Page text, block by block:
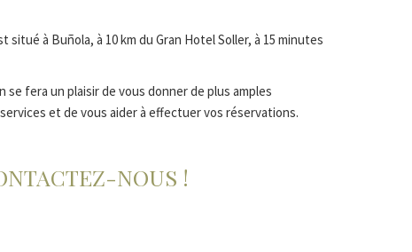
situé à Buñola, à 10 km du Gran Hotel Soller, à 15 minutes
fera un plaisir de vous donner de plus amples
et de vous aider à effectuer vos réservations.
NOUS !